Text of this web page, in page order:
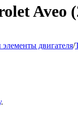
Aveo
элементы двигателя/
.